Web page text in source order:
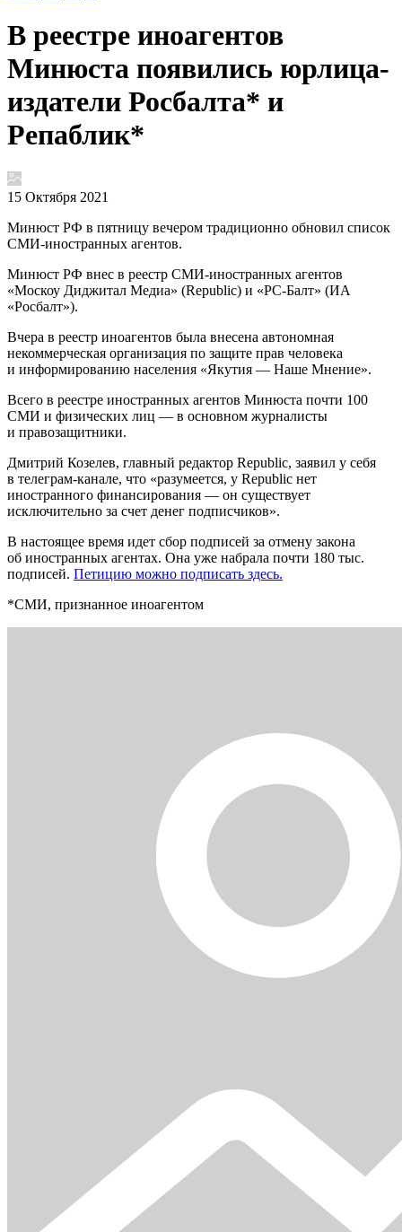
В реестре иноагентов
Минюста появились юрлица-
издатели Росбалта* и
Репаблик*
15 Октября 2021
Минюст РФ в пятницу вечером традиционно обновил список
СМИ-иностранных агентов.
Минюст РФ внес в реестр СМИ-иностранных агентов
«Москоу Диджитал Медиа» (Republic) и «РС-Балт» (ИА
«Росбалт»).
Вчера в реестр иноагентов была внесена автономная
некоммерческая организация по защите прав человека
и информированию населения «Якутия — Наше Мнение».
Всего в реестре иностранных агентов Минюста почти 100
СМИ и физических лиц — в основном журналисты
и правозащитники.
Дмитрий Козелев, главный редактор Republic, заявил у себя
в телеграм-канале, что «разумеется, у Republic нет
иностранного финансирования — он существует
исключительно за счет денег подписчиков».
В настоящее время идет сбор подписей за отмену закона
об иностранных агентах. Она уже набрала почти 180 тыс.
подписей. Петицию можно подписать здесь.
*СМИ, признанное иноагентом